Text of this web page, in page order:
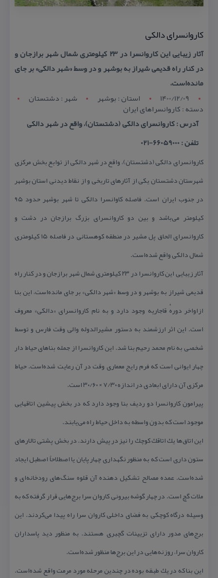
كاروانسرای دالكی
آثار زیبایی این كاروانسرا در ۲۳ كیلومتری شمال شهر برازجان و
در كنار راه قدیمی شیراز به بوشهر و در وسط «شهر دالكی» بر جای
مانده‌است،
1400/12/09
استان : بوشهر شهر : دشتستان
دسته : كاروانسراهای ایران
آدرس : كاروانسرای دالكی (دشتستان)، واقع در شهر دالكی
تلفن : 66059000-021
كاروانسرای دالكی (دشتستان)، واقع در شهر دالكی از توابع بخش مركزی
شهرستان دشتستان یكی از آثارهای تاریخی و از نقاط دیدنی استان بوشهر
در جنوب ایران است. فاصله كاوانسرا دالكی تا شهر بوشهر حدود ۹۵
كیلومتر می‌باشد و بین دو كاروانسرای بزرگ برازجان در دشت و
كاروانسرای الحاق پل مشیر در منطقه كوهستانی در فاصله ۱۵ كیلومتری
شمال دالكی واقع شده‌است.
آثار زیبایی این كاروانسرا در ۲۳ كیلومتری شمال شهر برازجان و در كنار راه
قدیمی شیراز به بوشهر و در وسط «شهر دالكی» بر جای مانده‌است، این بنا
ازاواخر دورهٔ قاجاریه وجود دارد و به نام كاروانسرای «دالكی» معروف
است. این اثر ارزشمند به دستور مشیرالدوله والی وقت فارس و توسط
شخصی به نام محمد رحیم بنا شد. این كاروانسرا از جمله بناهای حیاط دار
چهار ایوانی است كه فرم رایج معماری وقت در آن رعایت شده‌است. حیاط
مركزی آن دارای ابعادی در اندازه ۷/۳۰ × ۳۰/۶۰ است.
پیرامون كاروانسرا دو ردیف بنا وجود دارد كه در بخش پیشین اتاقهایی
موجود است كه بدون واسطه به داخل حیاط راه می‌یابند.
این اتاق‌ها یك اتاقك كوچك را نیز در پیش دارند. در بخش پشتی تالارهای
ستون داری است كه به منظور نگهداری چهار پایان یا اصطلاحاً اصطبل ایجاد
شده‌است. عمده مصالح تشكیل دهنده آن قلوه سنگ‌های رودخانه‌ای و
ملات گچ است. در چهار گوشه بیرونی كاروان سرا برج‌هایی قرار گرفته كه به
وسیله درگاه كوچكی به فضای داخلی كاروان سرا راه پیدا می‌كردند. این
برج‌های مدور دارای تزیینات گچبری هستند. به منظور دید پاسداران
كاروان سرا، روزنه‌هایی در این برج‌ها منظور شده‌است.
این بنا كه در یك طبقه بوده در چندین مرحله مورد مرمت واقع شده‌است.